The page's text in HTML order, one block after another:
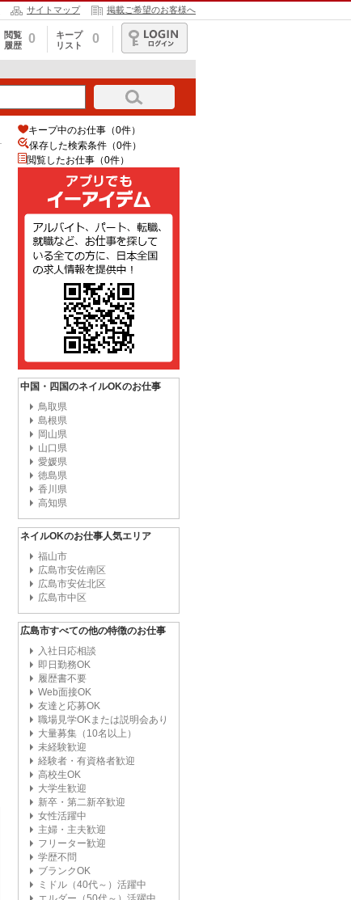
サイトマップ 掲載ご希望のお客様へ
閲覧
履歴
0
キープ
リスト
0
ログイン
キープ中のお仕事（0件）
保存した検索条件（0件）
閲覧したお仕事（0件）
中国・四国のネイルOKのお仕事
鳥取県
島根県
岡山県
山口県
愛媛県
徳島県
香川県
高知県
ネイルOKのお仕事人気エリア
福山市
広島市安佐南区
広島市安佐北区
広島市中区
広島市すべての他の特徴のお仕事
入社日応相談
即日勤務OK
履歴書不要
Web面接OK
友達と応募OK
職場見学OKまたは説明会あり
大量募集（10名以上）
未経験歓迎
経験者・有資格者歓迎
高校生OK
大学生歓迎
新卒・第二新卒歓迎
女性活躍中
主婦・主夫歓迎
フリーター歓迎
学歴不問
ブランクOK
ミドル（40代～）活躍中